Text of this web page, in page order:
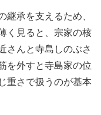
継承を支えるため、
く見ると、宗家の核
さんと寺島しのぶさ
を外すと寺島家の位
重さで扱うのが基本